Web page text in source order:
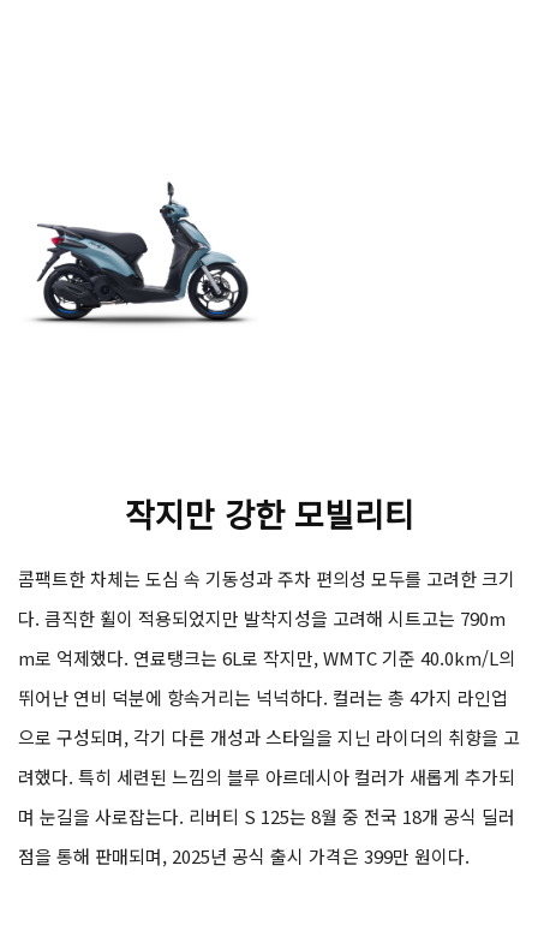
작지만 강한 모빌리티
콤팩트한 차체는 도심 속 기동성과 주차 편의성 모두를 고려한 크기
다. 큼직한 휠이 적용되었지만 발착지성을 고려해 시트고는 790m
m로 억제했다. 연료탱크는 6L로 작지만, WMTC 기준 40.0km/L의
뛰어난 연비 덕분에 항속거리는 넉넉하다. 컬러는 총 4가지 라인업
으로 구성되며, 각기 다른 개성과 스타일을 지닌 라이더의 취향을 고
려했다. 특히 세련된 느낌의 블루 아르데시아 컬러가 새롭게 추가되
며 눈길을 사로잡는다. 리버티 S 125는 8월 중 전국 18개 공식 딜러
점을 통해 판매되며, 2025년 공식 출시 가격은 399만 원이다.